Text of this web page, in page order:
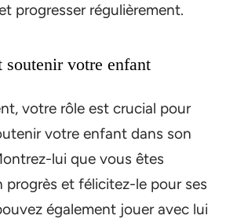
progresser régulièrement.
soutenir votre enfant
votre rôle est crucial pour
votre enfant dans son
lui que vous êtes
progrès et félicitez-le pour ses
également jouer avec lui